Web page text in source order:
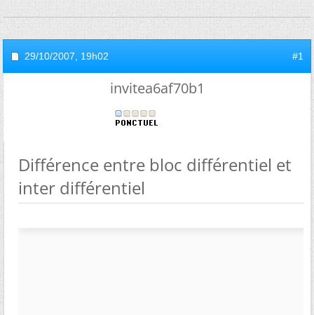
29/10/2007, 19h02 #1
invitea6af70b1
Différence entre bloc différentiel et
inter différentiel